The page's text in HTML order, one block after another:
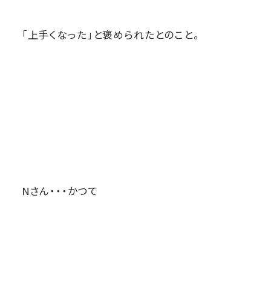
「上手くなった」と褒められたとのこと。
Nさん・・・かつて